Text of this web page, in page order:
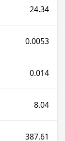
24.34
0.0053
0.014
8.04
387.61